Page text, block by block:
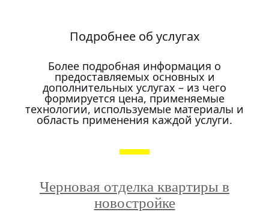
Подробнее об услугах
Более подробная информация о
предоставляемых основных и
дополнительных услугах – из чего
формируется цена, применяемые
технологии, используемые материалы и
область применения каждой услуги.
Черновая отделка квартиры в
новостройке